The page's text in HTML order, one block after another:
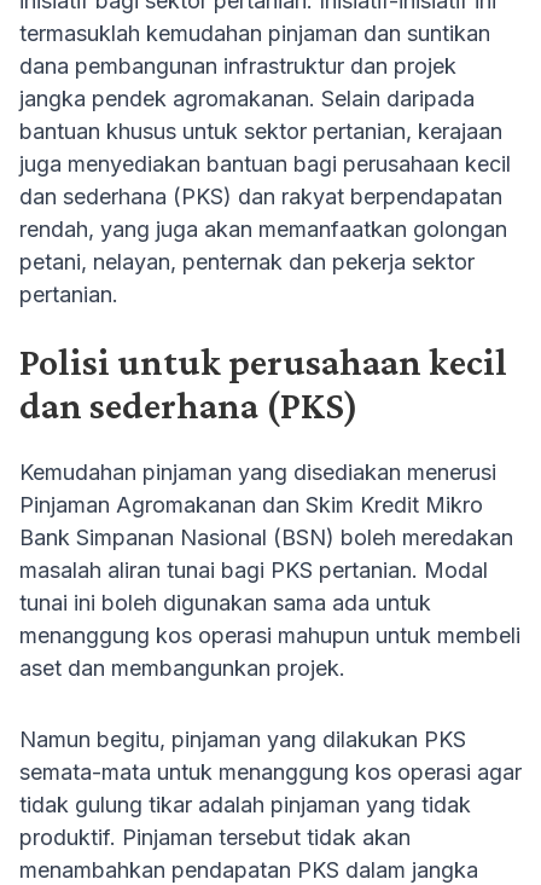
termasuklah kemudahan pinjaman dan suntikan
dana pembangunan infrastruktur dan projek
jangka pendek agromakanan. Selain daripada
bantuan khusus untuk sektor pertanian, kerajaan
juga menyediakan bantuan bagi perusahaan kecil
dan sederhana (PKS) dan rakyat berpendapatan
rendah, yang juga akan memanfaatkan golongan
petani, nelayan, penternak dan pekerja sektor
pertanian.
Polisi untuk perusahaan kecil
dan sederhana (PKS)
Kemudahan pinjaman yang disediakan menerusi
Pinjaman Agromakanan dan Skim Kredit Mikro
Bank Simpanan Nasional (BSN) boleh meredakan
masalah aliran tunai bagi PKS pertanian. Modal
tunai ini boleh digunakan sama ada untuk
menanggung kos operasi mahupun untuk membeli
aset dan membangunkan projek.
Namun begitu, pinjaman yang dilakukan PKS
semata-mata untuk menanggung kos operasi agar
tidak gulung tikar adalah pinjaman yang tidak
produktif. Pinjaman tersebut tidak akan
menambahkan pendapatan PKS dalam jangka